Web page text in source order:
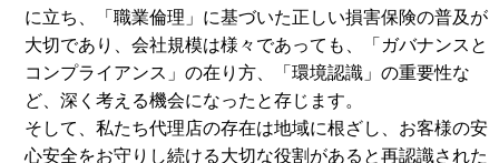
に立ち、「職業倫理」に基づいた正しい損害保険の普及が
大切であり、会社規模は様々であっても、「ガバナンスと
コンプライアンス」の在り方、「環境認識」の重要性な
ど、深く考える機会になったと存じます。
そして、私たち代理店の存在は地域に根ざし、お客様の安
心安全をお守りし続ける大切な役割があると再認識された